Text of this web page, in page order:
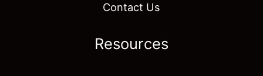
Contact Us
Resources